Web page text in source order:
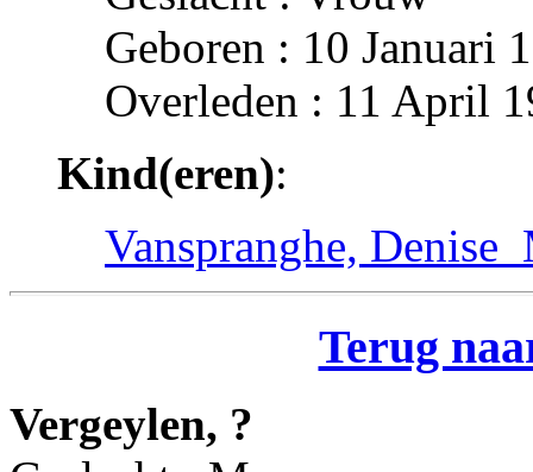
Geboren : 10 Januari
Overleden : 11 April
Kind(eren):
Vanspranghe,
Terug
Vergeylen, ?